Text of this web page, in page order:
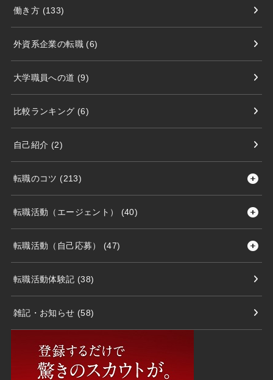
働き方 (133)
外資系企業の転職 (6)
大学職員への道 (9)
比較ランキング (6)
自己紹介 (2)
転職のコツ (213)
転職活動（エージェント） (40)
転職活動（自己応募） (47)
転職活動体験記 (38)
雑記・お知らせ (58)